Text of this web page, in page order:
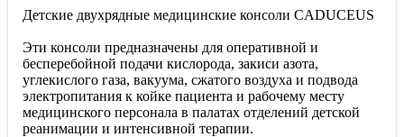
Детские двухрядные медицинские консоли CADUCEUS
Эти консоли предназначены для оперативной и
бесперебойной подачи кислорода, закиси азота,
углекислого газа, вакуума, сжатого воздуха и подвода
электропитания к койке пациента и рабочему месту
медицинского персонала в палатах отделений детской
реанимации и интенсивной терапии.